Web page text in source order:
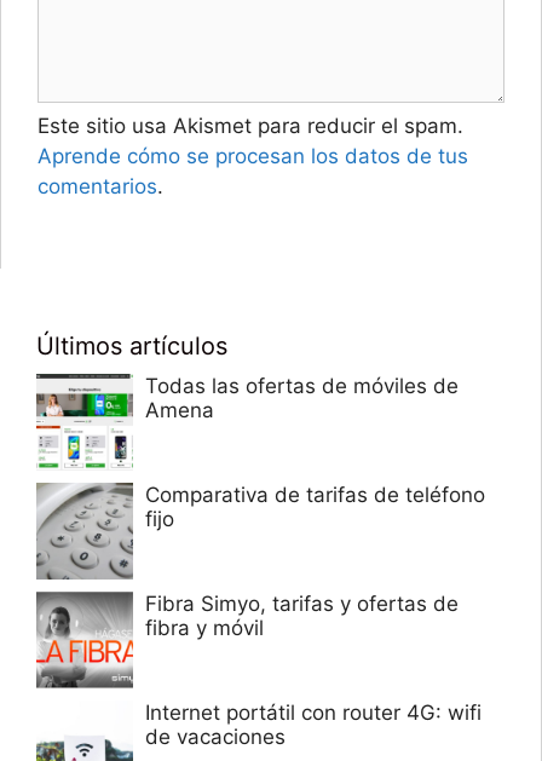
Este sitio usa Akismet para reducir el spam.
Aprende cómo se procesan los datos de tus
comentarios.
Últimos artículos
Todas las ofertas de móviles de
Amena
Comparativa de tarifas de teléfono
fijo
Fibra Simyo, tarifas y ofertas de
fibra y móvil
Internet portátil con router 4G: wifi
de vacaciones